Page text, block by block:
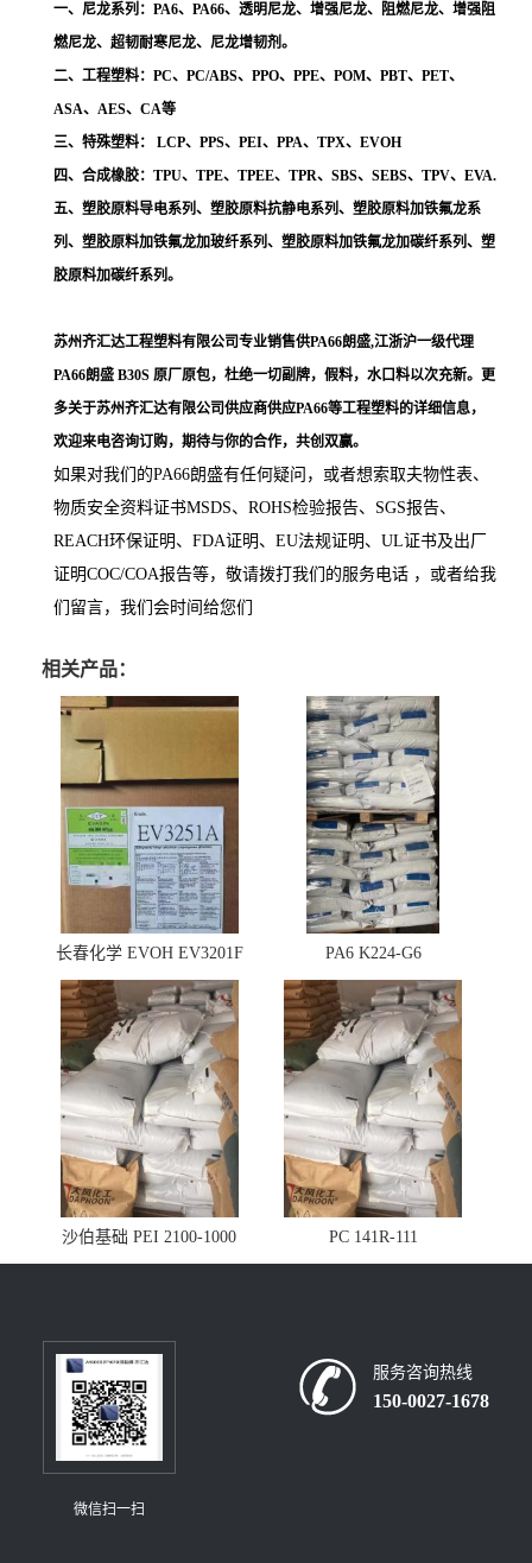
一、尼龙系列：PA6、PA66、透明尼龙、增强尼龙、阻燃尼龙、增强阻
燃尼龙、超韧耐寒尼龙、尼龙增韧剂。
二、工程塑料：PC、PC/ABS、PPO、PPE、POM、PBT、PET、
ASA、AES、CA等
三、特殊塑料： LCP、PPS、PEI、PPA、TPX、EVOH
四、合成橡胶：TPU、TPE、TPEE、TPR、SBS、SEBS、TPV、EVA.
五、塑胶原料导电系列、塑胶原料抗静电系列、塑胶原料加铁氟龙系
列、塑胶原料加铁氟龙加玻纤系列、塑胶原料加铁氟龙加碳纤系列、塑
胶原料加碳纤系列。
苏州齐汇达工程塑料有限公司专业销售供PA66朗盛,江浙沪一级代理
PA66朗盛 B30S 原厂原包，杜绝一切副牌，假料，水口料以次充新。更
多关于苏州齐汇达有限公司供应商供应PA66等工程塑料的详细信息，
欢迎来电咨询订购，期待与你的合作，共创双赢。
如果对我们的PA66朗盛有任何疑问，或者想索取夫物性表、
物质安全资料证书MSDS、ROHS检验报告、SGS报告、
REACH环保证明、FDA证明、EU法规证明、UL证书及出厂
证明COC/COA报告等，敬请拨打我们的服务电话 ，或者给我
们留言，我们会时间给您们
相关产品：
长春化学 EVOH EV3201F PA6 K224-G6
沙伯基础 PEI 2100-1000 PC 141R-111
微信扫一扫
服务咨询热线
150-0027-1678